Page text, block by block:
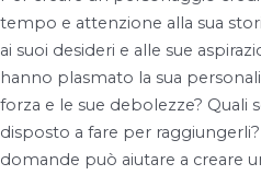
tempo e attenzione alla sua
ai suoi desideri e alle sue
hanno plasmato la sua
forza e le sue debolezze? Quali
disposto a fare per
domande può aiutare a creare